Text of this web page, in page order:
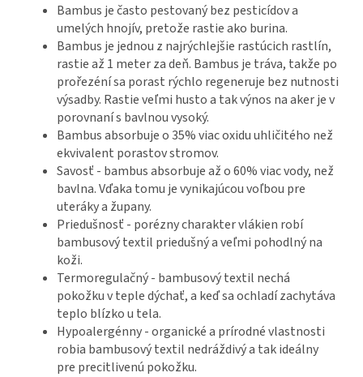
Bambus je často pestovaný bez pesticídov a
umelých hnojív, pretože rastie ako burina.
Bambus je jednou z najrýchlejšie rastúcich rastlín,
rastie až 1 meter za deň. Bambus je tráva, takže po
prořezéní sa porast rýchlo regeneruje bez nutnosti
výsadby. Rastie veľmi husto a tak výnos na aker je v
porovnaní s bavlnou vysoký.
Bambus absorbuje o 35% viac oxidu uhličitého než
ekvivalent porastov stromov.
Savosť - bambus absorbuje až o 60% viac vody, než
bavlna. Vďaka tomu je vynikajúcou voľbou pre
uteráky a župany.
Priedušnosť - porézny charakter vlákien robí
bambusový textil priedušný a veľmi pohodlný na
koži.
Termoregulačný - bambusový textil nechá
pokožku v teple dýchať, a keď sa ochladí zachytáva
teplo blízko u tela.
Hypoalergénny - organické a prírodné vlastnosti
robia bambusový textil nedráždivý a tak ideálny
pre precitlivenú pokožku.